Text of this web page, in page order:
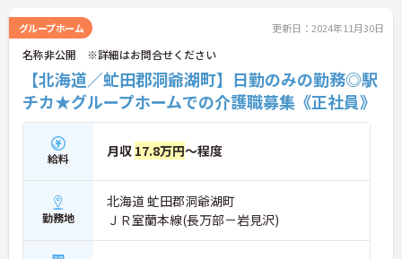
グループホーム 更新日：2024年11月30日
名称非公開 ※詳細はお問合せください
【北海道／虻田郡洞爺湖町】日勤のみの勤務◎駅
チカ★グループホームでの介護職募集《正社員》
給料 月収 17.8万円～程度
勤務地
北海道 虻田郡洞爺湖町
ＪＲ室蘭本線(長万部－岩見沢)